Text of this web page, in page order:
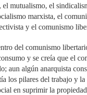
el mutualismo, el
marxista, el
y el comunismo
del comunismo
y se creía que el
aun algún anarquista
los pilares del trabajo y
en suprimir la